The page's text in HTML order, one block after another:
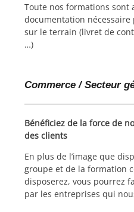
Toute nos formations sont
documentation
sur le terrain (livret de
…)
Commerce / Secteur
Bénéficiez de la force de
des clients
En plus de l’image que
groupe et de la formation
disposerez, vous pourrez
par les entreprises qui